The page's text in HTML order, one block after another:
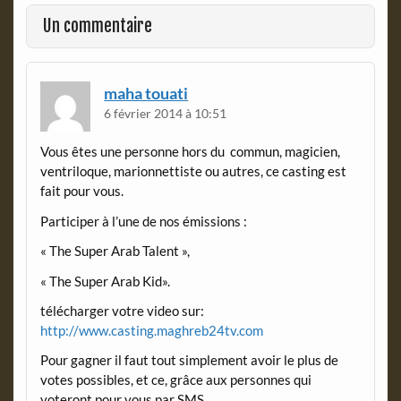
o
k
r
i
Un commentaire
maha touati
6 février 2014 à 10:51
Vous êtes une personne hors du commun, magicien,
ventriloque, marionnettiste ou autres, ce casting est
fait pour vous.
Participer à l’une de nos émissions :
« The Super Arab Talent »,
« The Super Arab Kid».
télécharger votre video sur:
http://www.casting.maghreb24tv.com
Pour gagner il faut tout simplement avoir le plus de
votes possibles, et ce, grâce aux personnes qui